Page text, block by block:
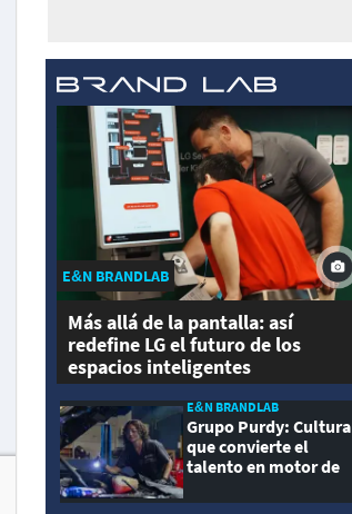
E&N BRANDLAB
Más allá de la pantalla: así
redefine LG el futuro de los
espacios inteligentes
E&N BRANDLAB
Grupo Purdy: Cultura
que convierte el
talento en motor de